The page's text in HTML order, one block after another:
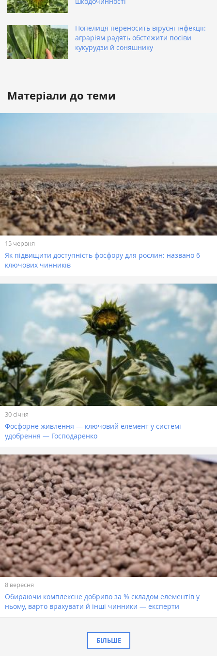
Попелиця переносить вірусні інфекції:
аграріям радять обстежити посіви
кукурудзи й соняшнику
Матеріали до теми
15 червня
Як підвищити доступність фосфору для рослин: названо 6
ключових чинників
30 січня
Фосфорне живлення — ключовий елемент у системі
удобрення — Господаренко
8 вересня
Обираючи комплексне добриво за % складом елементів у
ньому, варто врахувати й інші чинники — експерти
БІЛЬШЕ